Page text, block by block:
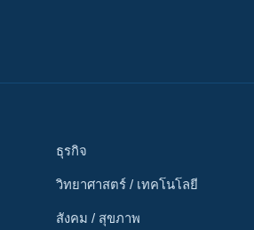
ธุรกิจ
วิทยาศาสตร์ / เทคโนโลยี
สังคม / สุขภาพ